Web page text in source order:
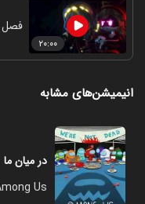
۲۰:۰۰
فصل ۱ - قسمت ۸ - پایان مطلق (قسمت آخر)
انیمیشن‌های مشابه
در میان ما
Us